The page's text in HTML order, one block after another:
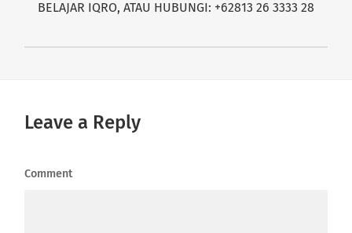
BELAJAR IQRO, ATAU HUBUNGI: +62813 26 3333 28
Leave a Reply
Comment